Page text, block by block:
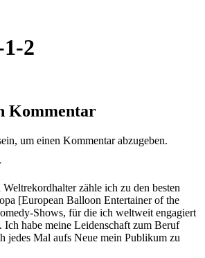
2
Kommentar
um einen Kommentar abzugeben.
zähle ich zu den besten
[European Balloon Entertainer of the
Shows, für die ich weltweit engagiert
Ich habe meine Leidenschaft zum Beruf
jedes Mal aufs Neue mein Publikum zu